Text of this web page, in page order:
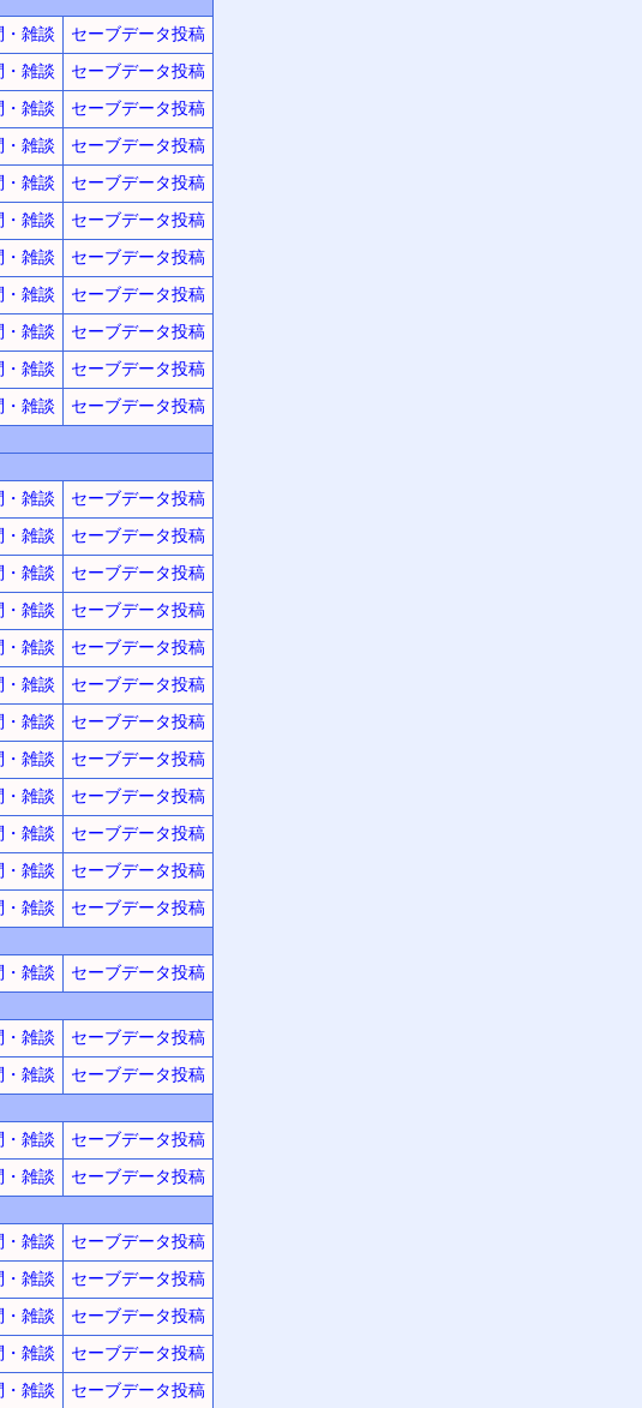
・雑談
セーブデータ投稿
・雑談
セーブデータ投稿
・雑談
セーブデータ投稿
・雑談
セーブデータ投稿
・雑談
セーブデータ投稿
・雑談
セーブデータ投稿
・雑談
セーブデータ投稿
・雑談
セーブデータ投稿
・雑談
セーブデータ投稿
・雑談
セーブデータ投稿
・雑談
セーブデータ投稿
・雑談
セーブデータ投稿
・雑談
セーブデータ投稿
・雑談
セーブデータ投稿
・雑談
セーブデータ投稿
・雑談
セーブデータ投稿
・雑談
セーブデータ投稿
・雑談
セーブデータ投稿
・雑談
セーブデータ投稿
・雑談
セーブデータ投稿
・雑談
セーブデータ投稿
・雑談
セーブデータ投稿
・雑談
セーブデータ投稿
・雑談
セーブデータ投稿
・雑談
セーブデータ投稿
・雑談
セーブデータ投稿
・雑談
セーブデータ投稿
・雑談
セーブデータ投稿
・雑談
セーブデータ投稿
・雑談
セーブデータ投稿
・雑談
セーブデータ投稿
・雑談
セーブデータ投稿
・雑談 セーブデータ投稿